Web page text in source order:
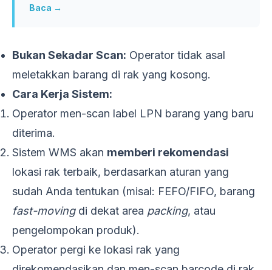
Baca →
Bukan Sekadar Scan: Operator tidak asal
meletakkan barang di rak yang kosong.
Cara Kerja Sistem:
Operator men-scan label LPN barang yang baru
diterima.
Sistem WMS akan memberi rekomendasi
lokasi rak terbaik, berdasarkan aturan yang
sudah Anda tentukan (misal: FEFO/FIFO, barang
fast-movingdi dekat area packing, atau
pengelompokan produk).
Operator pergi ke lokasi rak yang